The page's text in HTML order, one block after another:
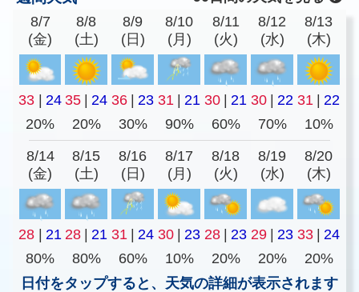
8/7
(金)
8/8
(土)
8/9
(日)
8/10
(月)
8/11
(火)
8/12
(水)
8/13
(木)
33 24 35 24 36 23 31 21 30 21 30 22 31
22
20%
20% 30% 90% 60% 70% 10%
8/14
(金)
8/15
(土)
8/16
(日)
8/17
(月)
8/18
(火)
8/19
(水)
8/20
(木)
28 21 28 21 31 24 30 23 28 23 29 23 33
24
80%
80% 60% 10% 20% 20%
20%
日付をタップすると、天気の詳細が表示されます